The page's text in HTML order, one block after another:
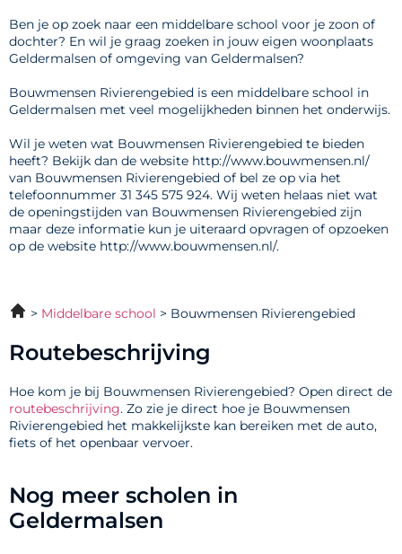
Ben je op zoek naar een middelbare school voor je zoon of
dochter? En wil je graag zoeken in jouw eigen woonplaats
Geldermalsen of omgeving van Geldermalsen?
Bouwmensen Rivierengebied is een middelbare school in
Geldermalsen met veel mogelijkheden binnen het onderwijs.
Wil je weten wat Bouwmensen Rivierengebied te bieden
heeft? Bekijk dan de website http://www.bouwmensen.nl/
van Bouwmensen Rivierengebied of bel ze op via het
telefoonnummer 31 345 575 924. Wij weten helaas niet wat
de openingstijden van Bouwmensen Rivierengebied zijn
maar deze informatie kun je uiteraard opvragen of opzoeken
op de website http://www.bouwmensen.nl/.
Middelbare school Bouwmensen Rivierengebied
Routebeschrijving
Hoe kom je bij Bouwmensen Rivierengebied? Open direct de
routebeschrijving. Zo zie je direct hoe je Bouwmensen
Rivierengebied het makkelijkste kan bereiken met de auto,
fiets of het openbaar vervoer.
Nog meer scholen in
Geldermalsen